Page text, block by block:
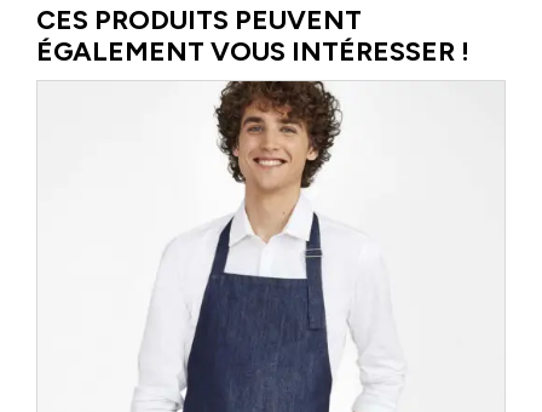
les uns aux autres, suscitant des vocations pour répondre aux […]
CES PRODUITS PEUVENT
ÉGALEMENT VOUS INTÉRESSER !